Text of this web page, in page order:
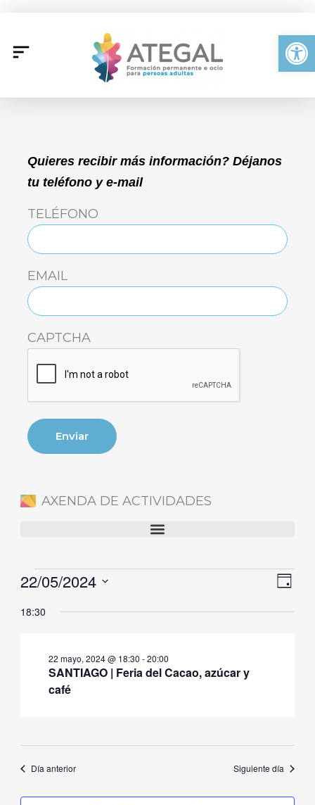
contenido
Quieres recibir más información? Déjanos
tu teléfono y e-mail
TELÉFONO
EMAIL
CAPTCHA
AXENDA DE ACTIVIDADES
Eventos
22
2024
Día
22/05/2024
18:30
SANTIAGO | Feria del Cacao, azúcar y
café
22 mayo, 2024 @ 18:30 -20:00
Día anterior Siguiente día